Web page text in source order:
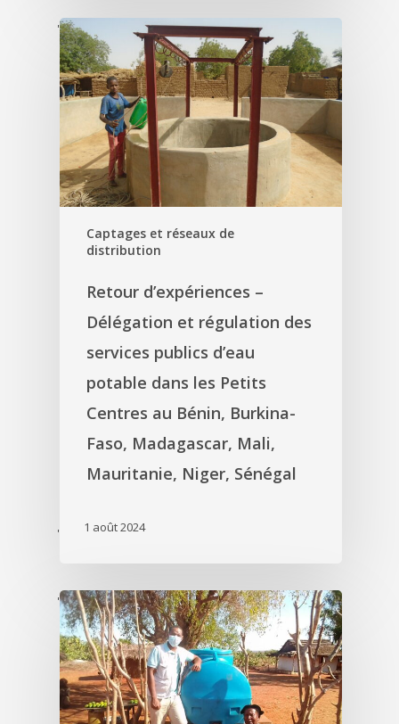
'
'
Captages et réseaux de
distribution
Retour d’expériences –
Délégation et régulation des
services publics d’eau
potable dans les Petits
Centres au Bénin, Burkina-
Faso, Madagascar, Mali,
Mauritanie, Niger, Sénégal
1 août 2024
'